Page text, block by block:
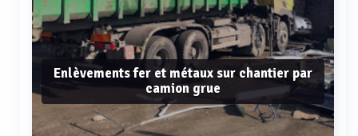
Enlèvements fer et métaux sur chantier par
camion grue